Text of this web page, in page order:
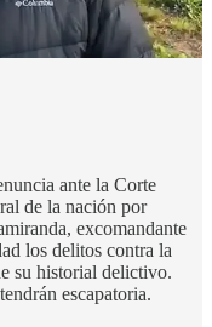
ante la Corte
de la nación por
excomandante
los delitos contra la
su historial delictivo.
escapatoria.